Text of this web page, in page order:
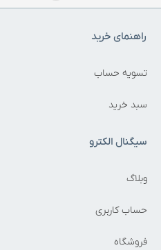
راهنمای خرید
تسویه حساب
سبد خرید
سیگنال الکترو
وبلاگ
حساب کاربری
فروشگاه